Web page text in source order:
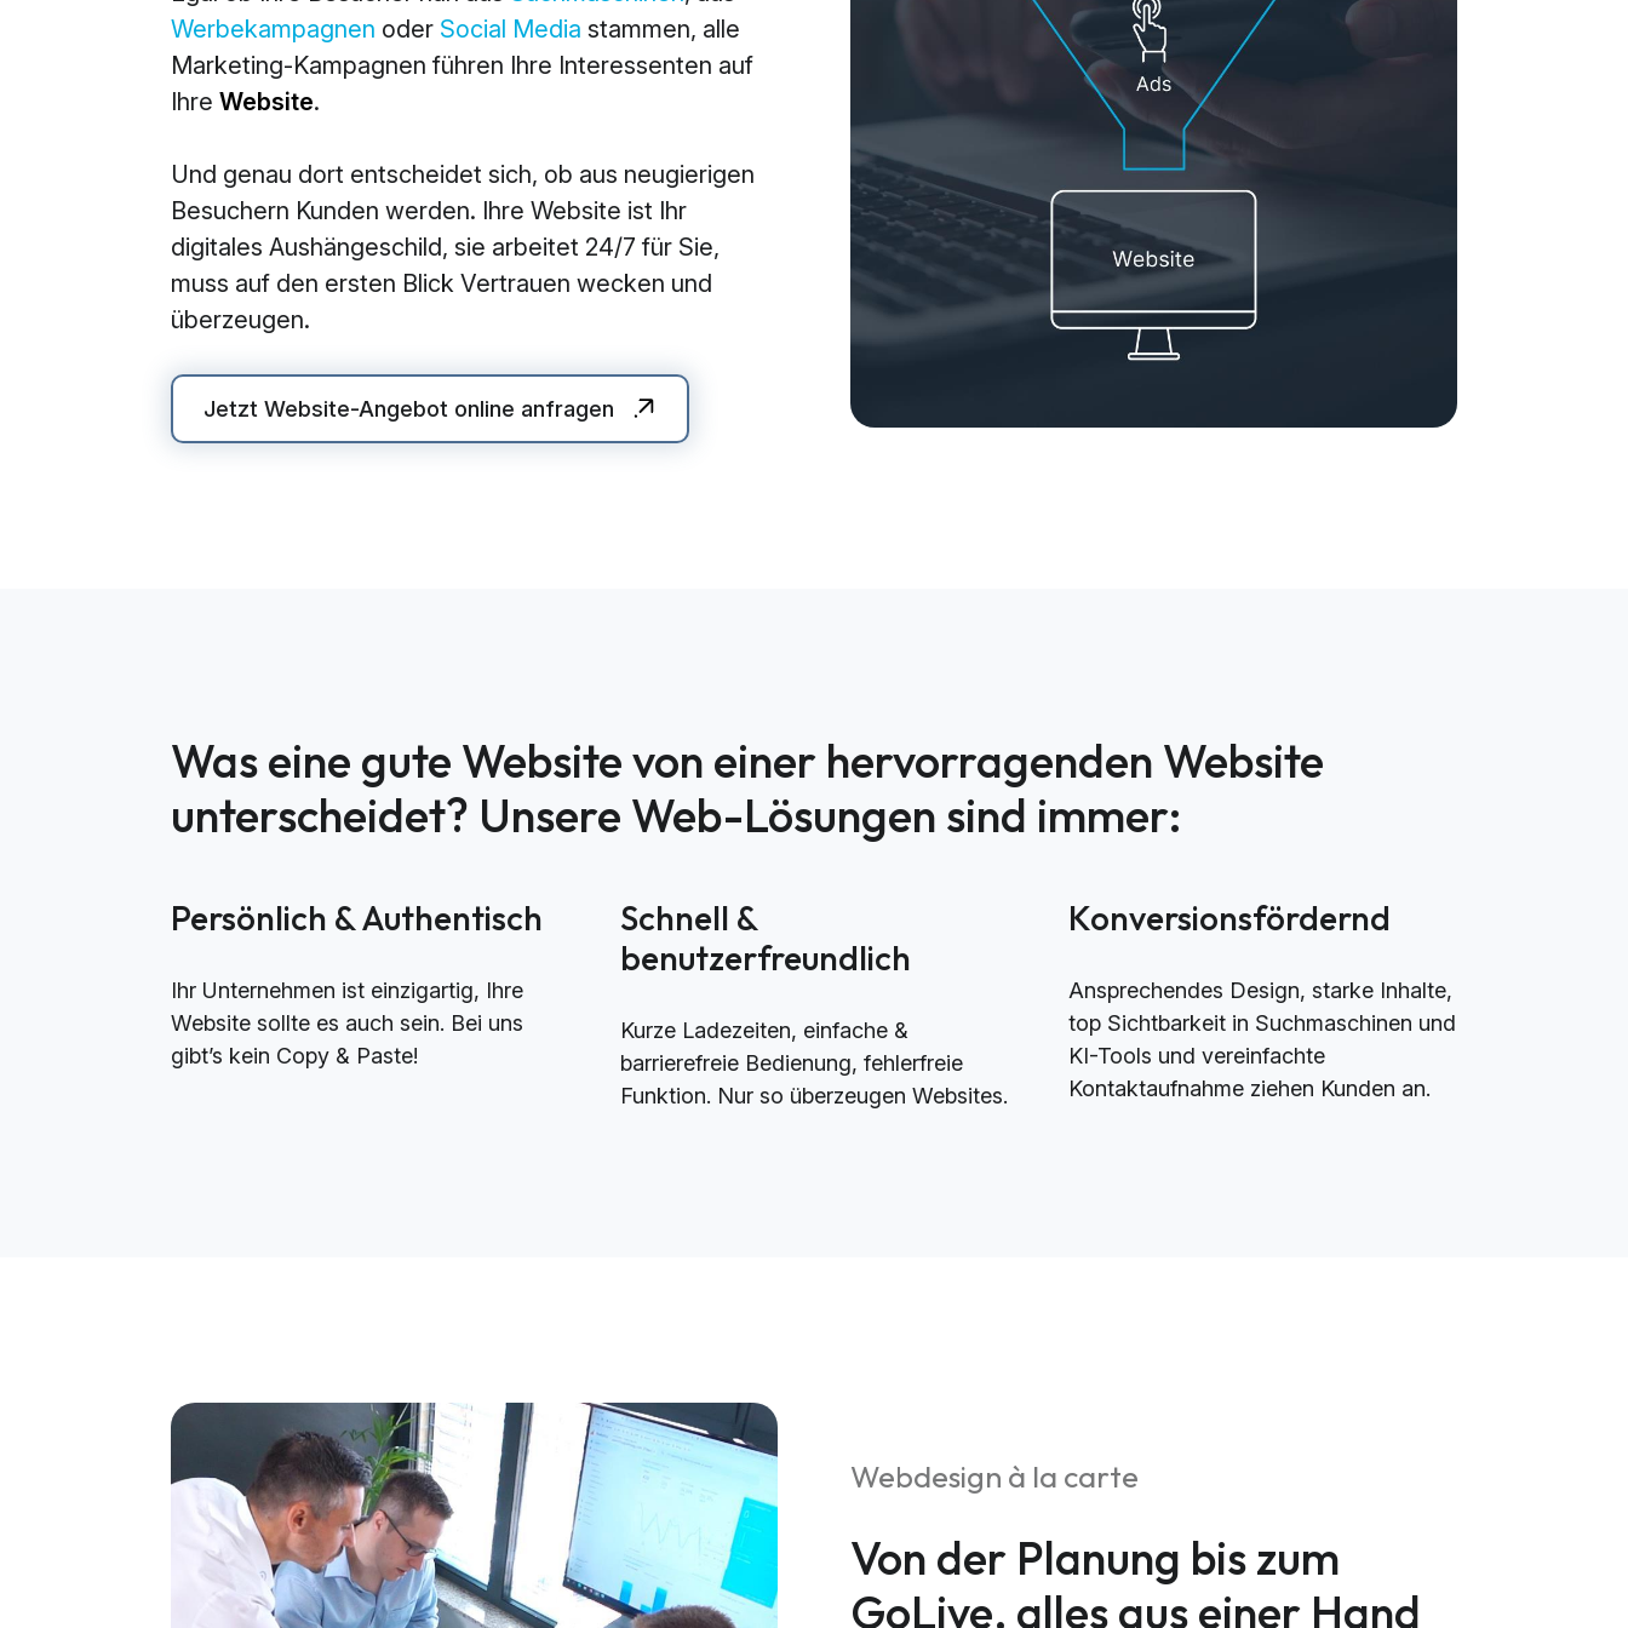
Marketing
Online Werbung (SEA/SMA)
Social Media Marketing (SMM)
E-Mail Marketing
Applications
CMS - Content Management System
Cloud Services
KI-Lösungen
Werbekampagnen oder Social Media stammen, alle
Marketing-Kampagnen führen Ihre Interessenten auf
IhreWebsite.
Und genau dort entscheidet sich, ob aus neugierigen
Besuchern Kunden werden. Ihre Website ist Ihr
digitales Aushängeschild, sie arbeitet 24/7 für Sie,
muss auf den ersten Blick Vertrauen wecken und
überzeugen.
Jetzt Website-Angebot online anfragen
Was eine gute Website von einer hervorragenden Website
unterscheidet? Unsere Web-Lösungen sind immer:
Persönlich & Authentisch
Ihr Unternehmen ist einzigartig, Ihre
Website sollte es auch sein. Bei uns
gibt’s kein Copy & Paste!
Schnell &
benutzerfreundlich
Kurze Ladezeiten, einfache &
barrierefreie Bedienung, fehlerfreie
Funktion. Nur so überzeugen Websites.
Konversionsfördernd
Ansprechendes Design, starke Inhalte,
top Sichtbarkeit in Suchmaschinen und
KI-Tools und vereinfachte
Kontaktaufnahme ziehen Kunden an.
Webdesign à la carte
Von der Planung bis zum
GoLive, alles aus einer Hand